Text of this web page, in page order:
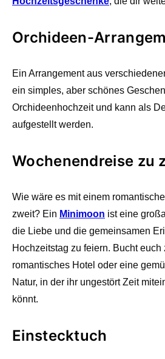
Orchideen-
Ein Arrangement aus
ein simples, aber schönes
Orchideenhochzeit und kann als
aufgestellt werden.
Wochenendreise zu
Wie wäre es mit einem
zweit? Ein Minimoon ist eine
die Liebe und die gemeinsamen
Hochzeitstag zu feiern. Bucht
romantisches Hotel oder eine
Natur, in der ihr ungestört Zeit
könnt.
Einstecktuch